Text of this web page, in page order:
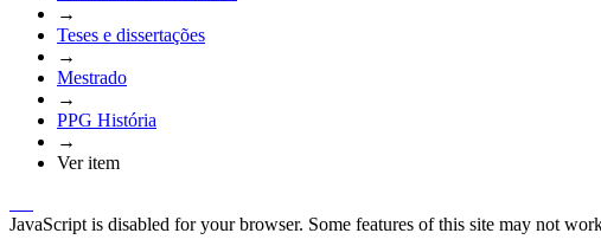
→
Teses e dissertações
→
Mestrado
→
PPG História
→
Ver item
JavaScript is disabled for your browser. Some features of this site may not